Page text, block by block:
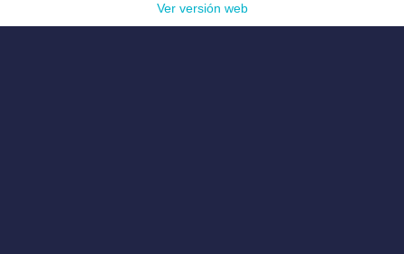
Ver versión web